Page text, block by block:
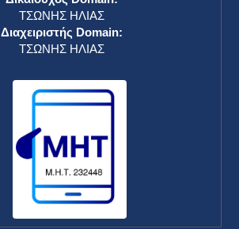
ΤΣΩΝΗΣ ΗΛΙΑΣ
Διαχειριστής Domain:
ΤΣΩΝΗΣ ΗΛΙΑΣ